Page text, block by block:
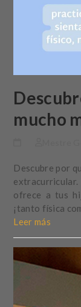
mucho
Descubre por
extracurricular.
ofrece a tus
¡tanto física
Leer más